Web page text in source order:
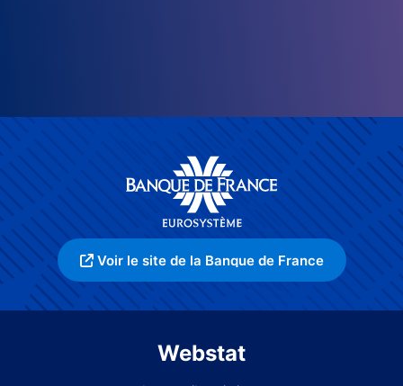
Voir le site de la Banque de France
Webstat